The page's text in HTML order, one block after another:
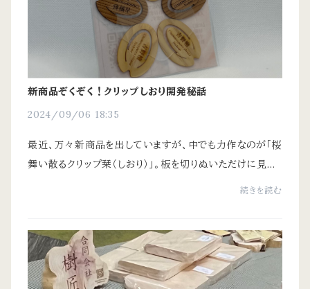
新商品ぞくぞく！クリップしおり開発秘話
2024/09/06 18:35
最近、万々新商品を出していますが、中でも力作なのが「桜
舞い散るクリップ栞（しおり）」。板を切りぬいただけに見え
ますが、これが結構難しいんです。他社のは固い雑木を使
続きを読む